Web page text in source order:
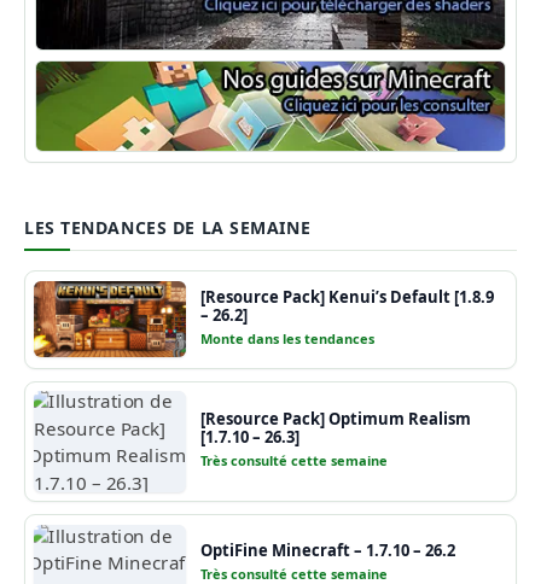
LES TENDANCES DE LA SEMAINE
[Resource Pack] Kenui’s Default [1.8.9
– 26.2]
Monte dans les tendances
[Resource Pack] Optimum Realism
[1.7.10 – 26.3]
Très consulté cette semaine
OptiFine Minecraft – 1.7.10 – 26.2
Très consulté cette semaine